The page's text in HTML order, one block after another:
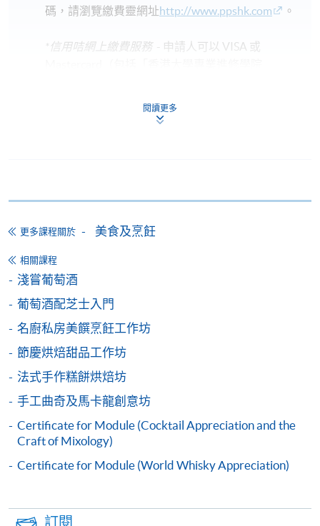
碼，請瀏覽繳費靈網址http://www.ppshk.com 。
*信用咭網上繳費服務 - 申請人可以 VISA 或
*香港大學專業進修學院Mastercard卡
-個別學歷頒授課程
報讀同一學歷頒授課程內其他單元
個別課程為須報讀同一學歷頒授課程及其他單元或繳
交下期學費的學員，提供網上服務，如學員就讀的課
網上支付可通過「繳費靈」(PPS) (不適用於手機)、
VISA 或 Mastercard、「微信支付」(Online WeChat
Pay) 、「支付寶」(Online Alipay) 或 「轉數快」(FPS)
閱讀更多
更多課程關於 美食及烹飪
相關課程
淺嘗葡萄酒
葡萄酒配芝士入門
名廚私房美饌烹飪工作坊
節慶烘焙甜品工作坊
法式手作糕餅烘焙坊
手工曲奇及馬卡龍創意坊
Certificate for Module (Cocktail Appreciation and the
Craft of Mixology)
Certificate for Module (World Whisky Appreciation)
訂閱